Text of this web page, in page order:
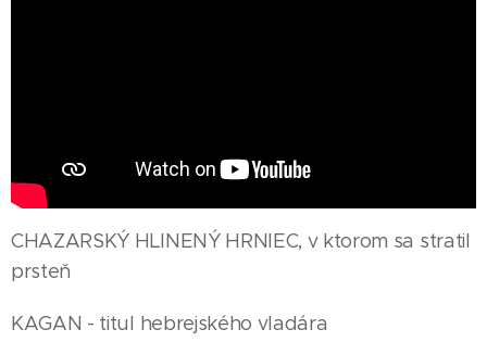
CHAZARSKÝ HLINENÝ HRNIEC, v ktorom sa stratil
prsteň
KAGAN - titul hebrejského vladára